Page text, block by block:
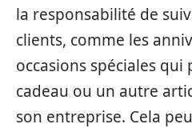
la responsabilité de
clients, comme les
occasions spéciales
cadeau ou un autre
son entreprise. Cela